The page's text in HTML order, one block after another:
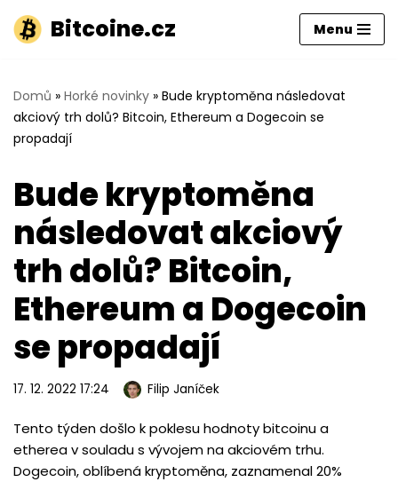
Přeskočit
obsah
Bitcoine.cz Menu
Domů » Horké novinky » Bude kryptoměna následovat
akciový trh dolů? Bitcoin, Ethereum a Dogecoin se
propadají
Bude kryptoměna
následovat akciový
trh dolů? Bitcoin,
Ethereum a Dogecoin
se propadají
17. 12. 2022 17:24 Filip Janíček
Tento týden došlo k poklesu hodnoty bitcoinu a
etherea v souladu s vývojem na akciovém trhu.
Dogecoin, oblíbená kryptoměna, zaznamenal 20%